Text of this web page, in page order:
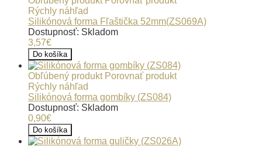
Rýchly náhľad
Silikónová forma Fľaštička 52mm(ZS069A)
Dostupnosť: Skladom
3,57€
Do košíka
Obľúbený produkt Porovnať produkt
Rýchly náhľad
Silikónová forma gombíky (ZS084)
Dostupnosť: Skladom
0,90€
Do košíka